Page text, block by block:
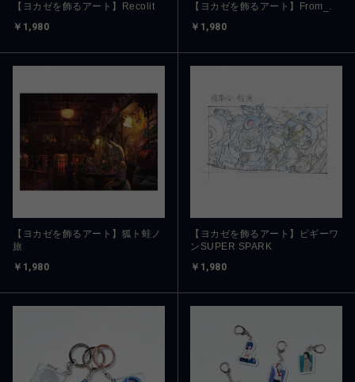
【ヨカゼを飾るアート】Recolit
￥1,980
【ヨカゼを飾るアート】From_.
￥1,980
【ヨカゼを飾るアート】狐ト蛙ノ
旅
￥1,980
【ヨカゼを飾るアート】ピギーワ
ンSUPER SPARK
￥1,980